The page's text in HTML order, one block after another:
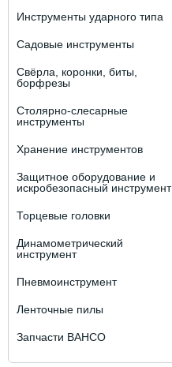
Инструменты ударного типа
Садовые инструменты
Свёрла, коронки, биты,
борфрезы
Столярно-слесарные
инструменты
Хранение инструментов
Защитное оборудование и
искробезопасный инструмент
Торцевые головки
Динамометрический
инструмент
Пневмоинструмент
Ленточные пилы
Запчасти BAHCO